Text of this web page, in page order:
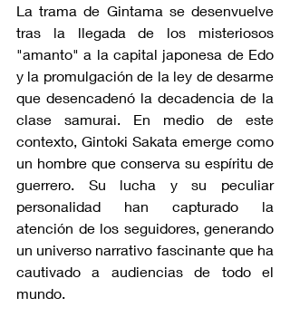
La trama de Gintama se desenvuelve
tras la llegada de los misteriosos
"amanto" a la capital japonesa de Edo
y la promulgación de la ley de desarme
que desencadenó la decadencia de la
clase samurai. En medio de este
contexto, Gintoki Sakata emerge como
un hombre que conserva su espíritu de
guerrero. Su lucha y su peculiar
personalidad han capturado la
atención de los seguidores, generando
un universo narrativo fascinante que ha
cautivado a audiencias de todo el
mundo.